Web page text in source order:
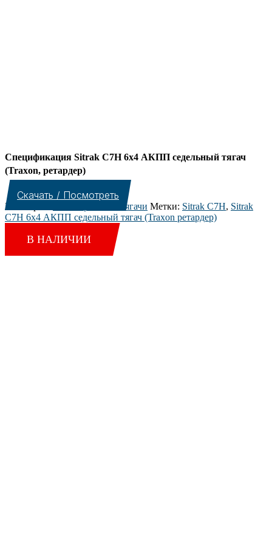
Спецификация Sitrak C7H 6х4 АКПП седельный тягач
(Traxon, ретардер)
Скачать / Посмотреть
Категория: Магистральные тягачи Метки: Sitrak C7H, Sitrak
C7H 6х4 АКПП седельный тягач (Traxon ретардер)
В НАЛИЧИИ
Sale 4%